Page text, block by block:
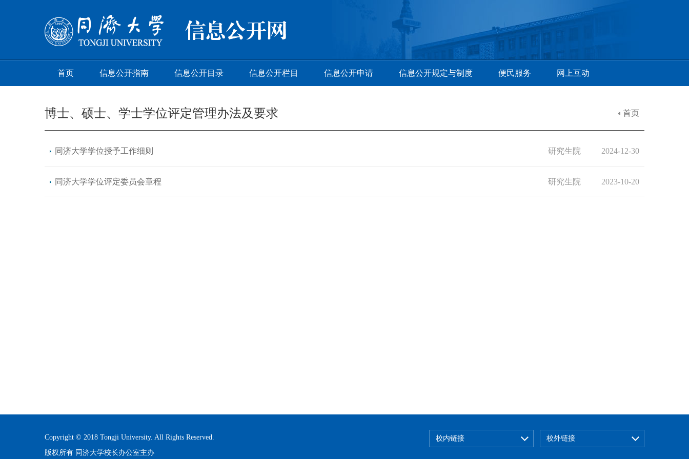
首页 信息公开指南 信息公开目录 信息公开栏目 信息公开申请 信息公开规定与制度 便民服务 网上互动
博士、硕士、学士学位评定管理办法及要求 首页
同济大学学位授予工作细则 2024-12-30
研究生院
同济大学学位评定委员会章程 2023-10-20
研究生院
Copyright © 2018 Tongji University. All Rights Reserved.
版权所有 同济大学校长办公室主办